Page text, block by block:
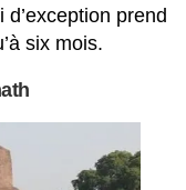
d’exception prend
six mois.